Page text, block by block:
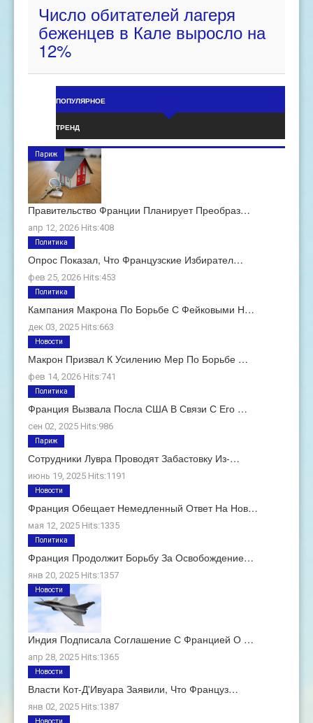
метки
Число обитателей лагеря
беженцев в Кале выросло на
12%
ПОПУЛЯРНОЕ
ТРЕНД
Правительство Франции Планирует Преобраз…
апр 12, 2026 Hits:408
Париж
Опрос Показал, Что Французские Избирател…
фев 25, 2026 Hits:453
Политика
Кампания Макрона По Борьбе С Фейковыми Н…
дек 03, 2025 Hits:663
Политика
Макрон Призвал К Усилению Мер По Борьбе …
фев 14, 2026 Hits:741
Новости
Франция Вызвала Посла США В Связи С Его …
сен 02, 2025 Hits:986
Политика
Сотрудники Лувра Проводят Забастовку Из-…
июнь 19, 2025 Hits:1191
Париж
Франция Обещает Немедленный Ответ На Нов…
мая 12, 2025 Hits:1335
Новости
Франция Продолжит Борьбу За Освобождение…
янв 20, 2025 Hits:1357
Политика
Индия Подписала Соглашение С Францией О …
апр 28, 2025 Hits:1365
Новости
Власти Кот-Д'Ивуара Заявили, Что Француз…
янв 02, 2025 Hits:1387
Новости
Новости